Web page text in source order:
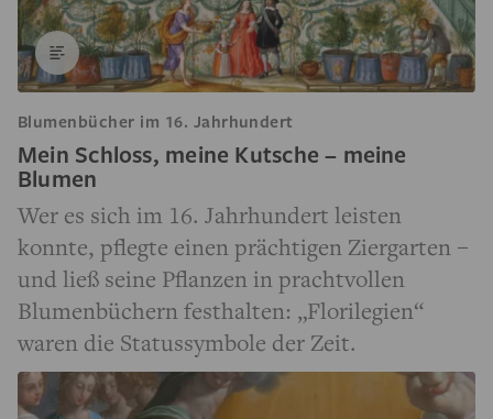
Blumenbücher im 16. Jahrhundert
Mein Schloss, meine Kutsche – meine
Blumen
Wer es sich im 16. Jahrhundert leisten
konnte, pflegte einen prächtigen Ziergarten –
und ließ seine Pflanzen in prachtvollen
Blumenbüchern festhalten: „Florilegien“
waren die Statussymbole der Zeit.